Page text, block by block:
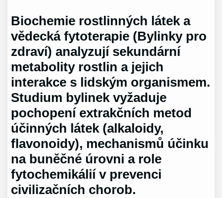
Biochemie rostlinných látek a
vědecká fytoterapie (Bylinky pro
zdraví) analyzují sekundární
metabolity rostlin a jejich
interakce s lidským organismem.
Studium bylinek vyžaduje
pochopení extrakčních metod
účinných látek (alkaloidy,
flavonoidy), mechanismů účinku
na buněčné úrovni a role
fytochemikálií v prevenci
civilizačních chorob.